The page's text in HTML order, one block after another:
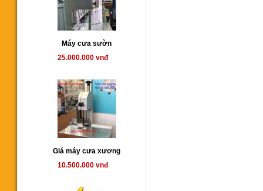
Máy cưa sườn
25.000.000 vnđ
Giá máy cưa xương
10.500.000 vnđ